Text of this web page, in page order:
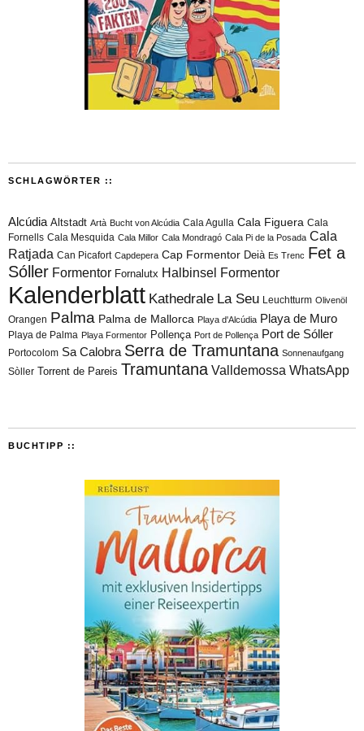
SCHLAGWÖRTER ::
Alcúdia Altstadt Artà Bucht von Alcúdia Cala Agulla Cala Figuera Cala
Fornells Cala Mesquida Cala Millor Cala Mondragó Cala Pi de la Posada Cala
Ratjada Can Picafort Capdepera Cap Formentor Deià Es Trenc Fet a
Sóller Formentor Fornalutx Halbinsel Formentor
Kalenderblatt Kathedrale La Seu Leuchtturm Olivenöl
Orangen Palma Palma de Mallorca Playa d'Alcúdia Playa de Muro
Playa de Palma Playa Formentor Pollença Port de Pollença Port de Sóller
Portocolom Sa Calobra Serra de Tramuntana Sonnenaufgang
Sòller Torrent de Pareis Tramuntana Valldemossa WhatsApp
BUCHTIPP ::